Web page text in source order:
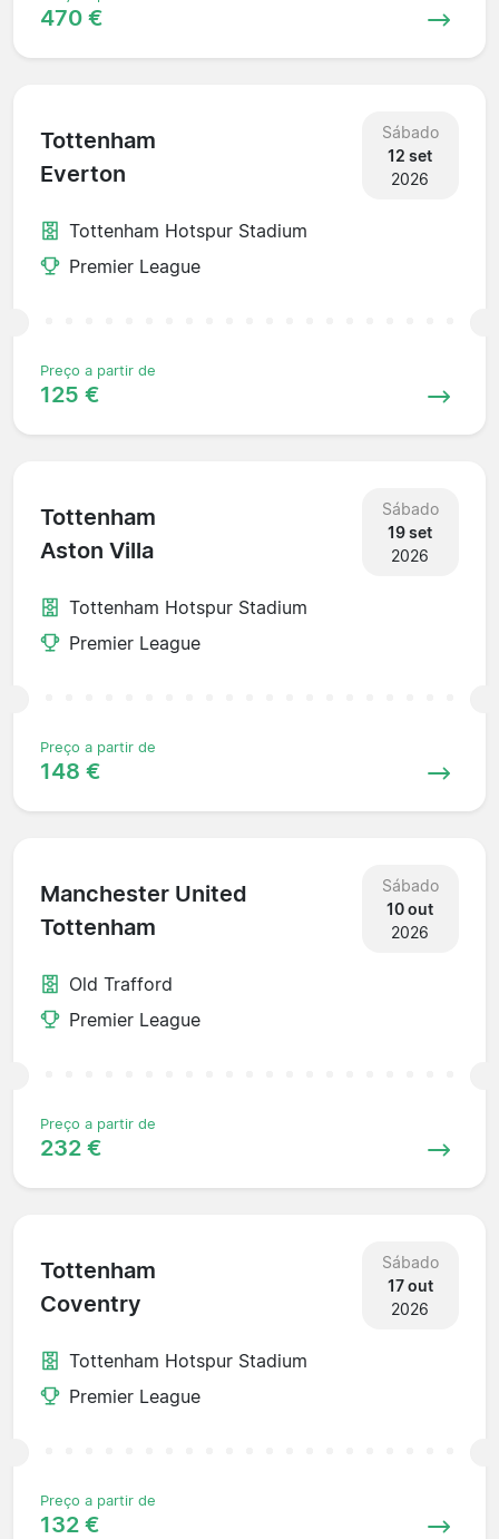
470 €
Tottenham
Everton
Sábado
12 set
2026
Tottenham Hotspur Stadium
Premier League
Preço a partir de
125 €
Tottenham
Aston Villa
Sábado
19 set
2026
Tottenham Hotspur Stadium
Premier League
Preço a partir de
148 €
Manchester United
Tottenham
Sábado
10 out
2026
Old Trafford
Premier League
Preço a partir de
232 €
Tottenham
Coventry
Sábado
17 out
2026
Tottenham Hotspur Stadium
Premier League
Preço a partir de
132 €